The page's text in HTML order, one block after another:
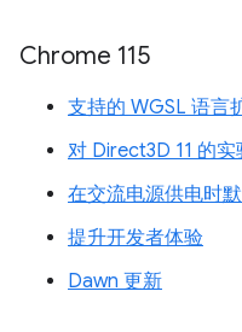
Chrome 115
支持的 WGSL 语言
对 Direct3D 11 的
在交流电源供电时
提升开发者体验
Dawn 更新